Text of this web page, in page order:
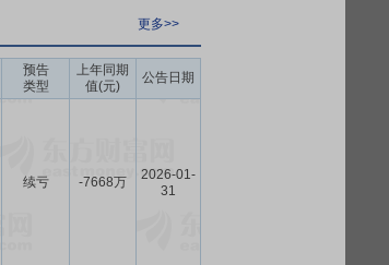
更多>>
预告
类型
上年同期
值(元)
公告日期
续亏 -7668万
2026-01-
31